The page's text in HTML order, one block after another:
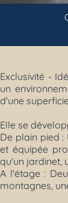
Exclusivité -
un
d'une
Elle se
De plain pied :
et équipée
qu'un jardinet,
A l'étage :
montagnes,